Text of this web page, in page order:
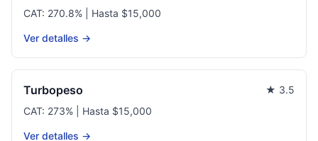
CAT: 270.8% | Hasta $15,000
Ver detalles →
Turbopeso
★ 3.5
CAT: 273% | Hasta $15,000
Ver detalles →